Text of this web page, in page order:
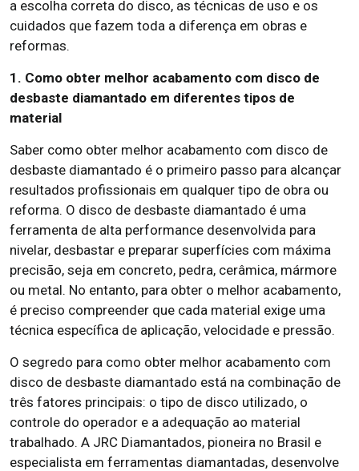
a escolha correta do disco, as técnicas de uso e os
cuidados que fazem toda a diferença em obras e
reformas.
1. Como obter melhor acabamento com disco de
desbaste diamantado em diferentes tipos de
material
Saber como obter melhor acabamento com disco de
desbaste diamantado é o primeiro passo para alcançar
resultados profissionais em qualquer tipo de obra ou
reforma. O disco de desbaste diamantado é uma
ferramenta de alta performance desenvolvida para
nivelar, desbastar e preparar superfícies com máxima
precisão, seja em concreto, pedra, cerâmica, mármore
ou metal. No entanto, para obter o melhor acabamento,
é preciso compreender que cada material exige uma
técnica específica de aplicação, velocidade e pressão.
O segredo para como obter melhor acabamento com
disco de desbaste diamantado está na combinação de
três fatores principais: o tipo de disco utilizado, o
controle do operador e a adequação ao material
trabalhado. A JRC Diamantados, pioneira no Brasil e
especialista em ferramentas diamantadas, desenvolve